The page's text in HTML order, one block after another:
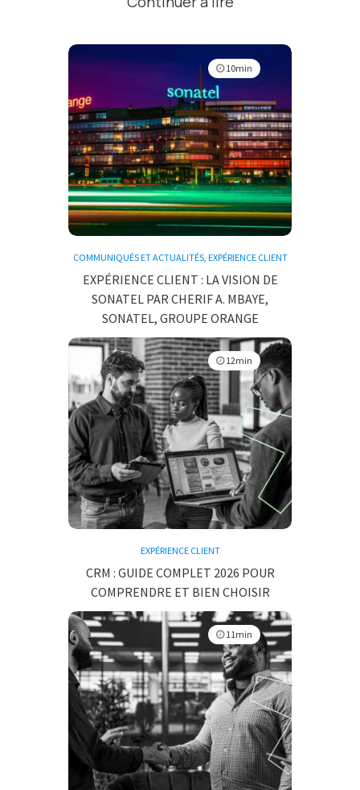
10min
COMMUNIQUÉS ET ACTUALITÉS, EXPÉRIENCE CLIENT
EXPÉRIENCE CLIENT : LA VISION DE
SONATEL PAR CHERIF A. MBAYE,
SONATEL, GROUPE ORANGE
12min
EXPÉRIENCE CLIENT
CRM : GUIDE COMPLET 2026 POUR
COMPRENDRE ET BIEN CHOISIR
11min